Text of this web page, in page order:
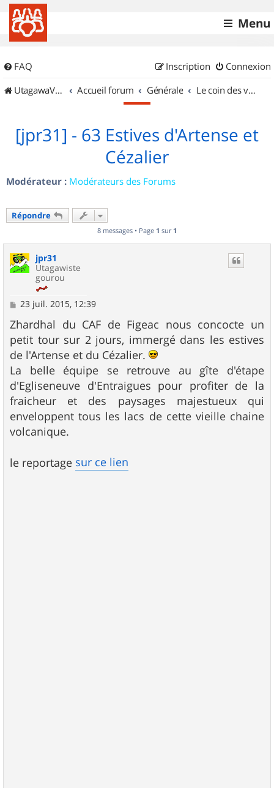
Menu
FAQ Connexion
Inscription
UtagawaVTT (Randos VTT et VTTAE avec traces GPS)
Accueil forum Générale Le coin des vidéastes
[jpr31] - 63 Estives d'Artense et
Cézalier
Modérateur : Modérateurs des Forums
Répondre
8 messages • Page 1 sur 1
jpr31
Utagawiste
gourou
M
s
s
a
g
e
23 juil. 2015, 12:39
Zhardhal du CAF de Figeac nous concocte un
petit tour sur 2 jours, immergé dans les estives
de l'Artense et du Cézalier.
La belle équipe se retrouve au gîte d'étape
d'Egliseneuve d'Entraigues pour profiter de la
fraicheur et des paysages majestueux qui
enveloppent tous les lacs de cette vieille chaine
volcanique.
le reportage sur ce lien